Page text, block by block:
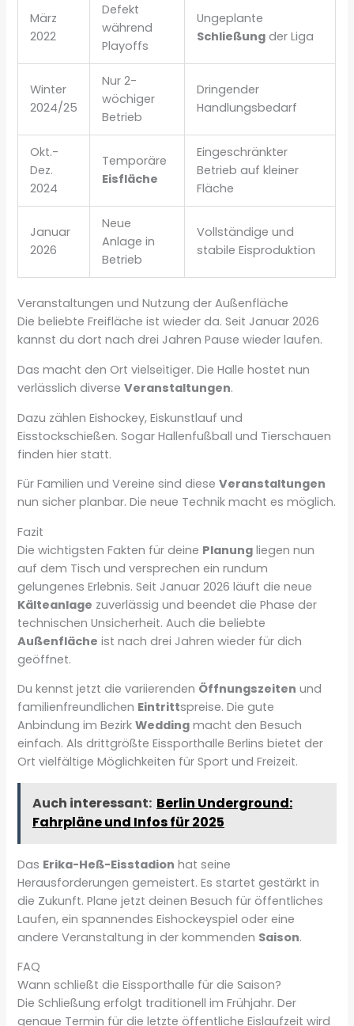
März
2022
Defekt
während
Playoffs
Ungeplante
Schließung der Liga
Winter
2024/25
Nur 2-
wöchiger
Betrieb
Dringender
Handlungsbedarf
Okt.-
Dez.
2024
Temporäre
Eisfläche
Eingeschränkter
Betrieb auf kleiner
Fläche
Januar
2026
Neue
Anlage in
Betrieb
Vollständige und
stabile Eisproduktion
Veranstaltungen und Nutzung der Außenfläche
Die beliebte Freifläche ist wieder da. Seit Januar 2026
kannst du dort nach drei Jahren Pause wieder laufen.
Das macht den Ort vielseitiger. Die Halle hostet nun
verlässlich diverseVeranstaltungen.
Dazu zählen Eishockey, Eiskunstlauf und
Eisstockschießen. Sogar Hallenfußball und Tierschauen
finden hier statt.
Für Familien und Vereine sind dieseVeranstaltungen
nun sicher planbar. Die neue Technik macht es möglich.
Fazit
Die wichtigsten Fakten für deine Planung liegen nun
auf dem Tisch und versprechen ein rundum
gelungenes Erlebnis. Seit Januar 2026 läuft die neue
Kälteanlage zuverlässig und beendet die Phase der
technischen Unsicherheit. Auch die beliebte
Außenfläche ist nach drei Jahren wieder für dich
geöffnet.
Du kennst jetzt die variierenden Öffnungszeiten und
familienfreundlichen Eintrittspreise. Die gute
Anbindung im BezirkWedding macht den Besuch
einfach. Als drittgrößte Eissporthalle Berlins bietet der
Ort vielfältige Möglichkeiten für Sport und Freizeit.
Auch interessant: Berlin Underground:
Fahrpläne und Infos für 2025
Das Erika-Heß-Eisstadion hat seine
Herausforderungen gemeistert. Es startet gestärkt in
die Zukunft. Plane jetzt deinen Besuch für öffentliches
Laufen, ein spannendes Eishockeyspiel oder eine
andere Veranstaltung in der kommenden Saison.
FAQ
Wann schließt die Eissporthalle für die Saison?
Die Schließung erfolgt traditionell im Frühjahr. Der
genaue Termin für die letzte öffentliche Eislaufzeit wird